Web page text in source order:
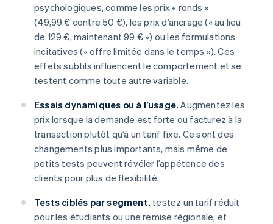
psychologiques, comme les prix « ronds »
(49,99 € contre 50 €), les prix d’ancrage (« au lieu
de 129 €, maintenant 99 € ») ou les formulations
incitatives (« offre limitée dans le temps »). Ces
effets subtils influencent le comportement et se
testent comme toute autre variable.
Essais dynamiques ou à l’usage. Augmentez les
prix lorsque la demande est forte ou facturez à la
transaction plutôt qu’à un tarif fixe. Ce sont des
changements plus importants, mais même de
petits tests peuvent révéler l’appétence des
clients pour plus de flexibilité.
Tests ciblés par segment. testez un tarif réduit
pour les étudiants ou une remise régionale, et